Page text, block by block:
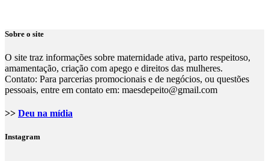
Sobre o site
O site traz informações sobre maternidade ativa, parto respeitoso,
amamentação, criação com apego e direitos das mulheres.
Contato: Para parcerias promocionais e de negócios, ou questões
pessoais, entre em contato em: maesdepeito@gmail.com
>> Deu na mídia
Instagram